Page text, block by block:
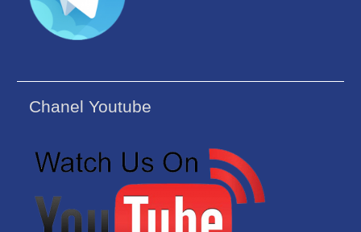
Chanel Youtube